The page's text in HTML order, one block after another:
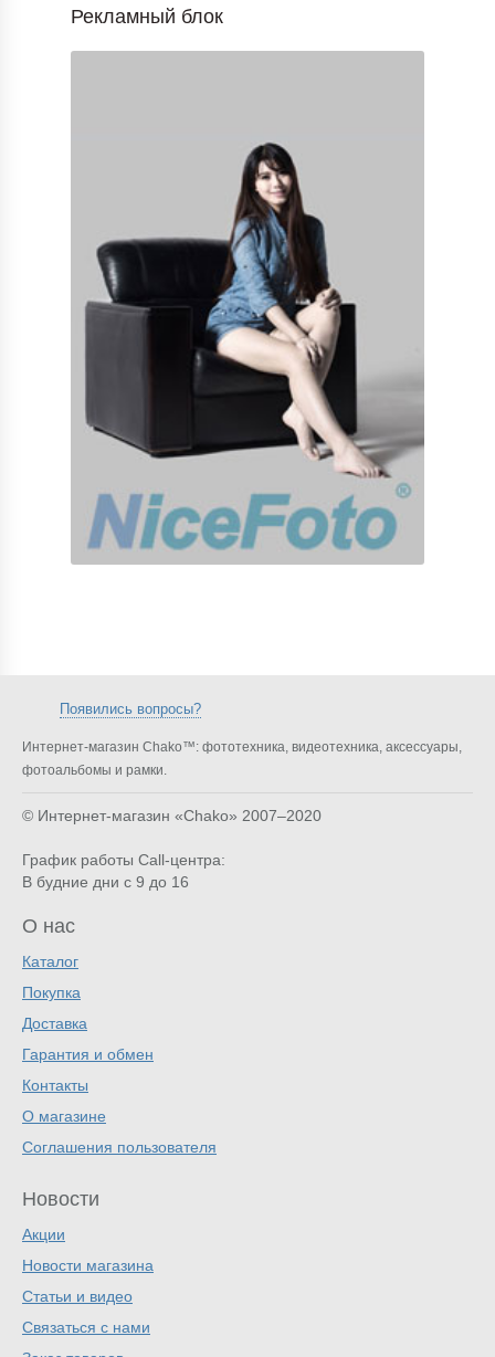
Рекламный блок
Появились вопросы?
Интернет-магазин Chako™: фототехника, видеотехника, аксессуары,
фотоальбомы и рамки.
© Интернет-магазин «Chako» 2007–2020
График работы Call-центра:
В будние дни с 9 до 16
О нас
Каталог
Покупка
Доставка
Гарантия и обмен
Контакты
О магазине
Соглашения пользователя
Новости
Акции
Новости магазина
Статьи и видео
Связаться с нами